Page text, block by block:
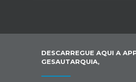
DESCARREGUE AQUI A
GESAUTARQUIA,